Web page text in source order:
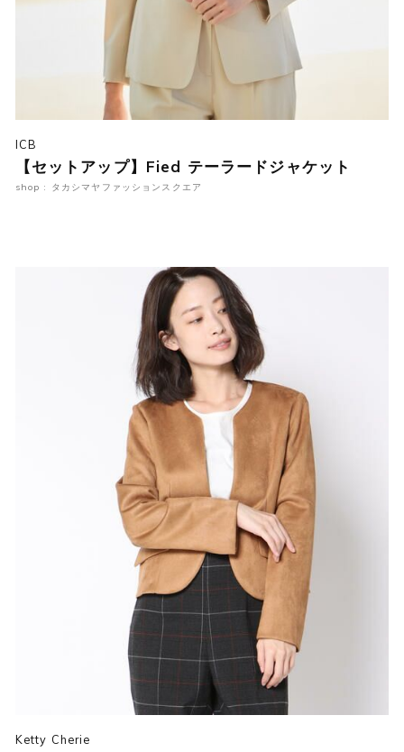
ICB
【セットアップ】Fied テーラードジャケット
shop : タカシマヤファッションスクエア
Ketty Cherie